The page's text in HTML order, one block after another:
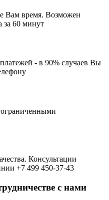
Вам время. Возможен
за 60 минут
- в 90% случаев Вы
Консультации
+7 499 450-37-43
с нами